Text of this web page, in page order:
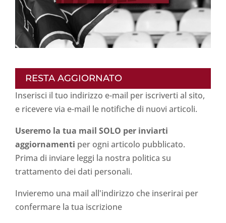
RESTA AGGIORNATO
Inserisci il tuo indirizzo e-mail per iscriverti al sito,
e ricevere via e-mail le notifiche di nuovi articoli.
Useremo la tua mail SOLO per inviarti
aggiornamenti per ogni articolo pubblicato.
Prima di inviare leggi la nostra politica su
trattamento dei dati personali.
Invieremo una mail all'indirizzo che inserirai per
confermare la tua iscrizione